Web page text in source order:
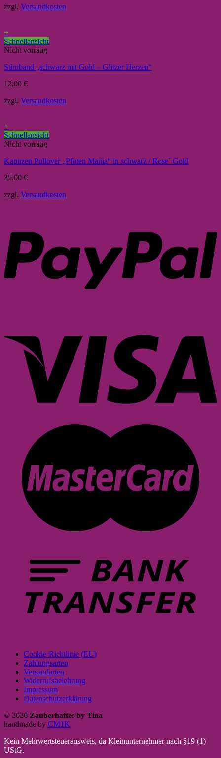
zzgl. Versandkosten
+
Schnellansicht
Nicht vorrätig
Stirnband „schwarz mit Gold – Glitzer Herzen“
12,00 €
zzgl. Versandkosten
+
Schnellansicht
Nicht vorrätig
Kapuzen Pullover „Pfoten Mama“ in schwarz / Rose´ Gold
35,00 €
zzgl. Versandkosten
Cookie-Richtlinie (EU)
Zahlungsarten
Versandarten
Widerrufsbelehrung
Impressum
Datenschutzerklärung
© 2026 Zauberhaftes by Tina
handmade by CM1K
Kein Mehrwertsteuerausweis, da Kleinunternehmer nach §19 (1)
UStG.